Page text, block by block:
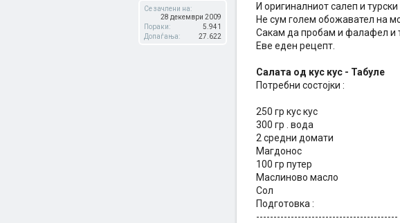
Се зачлени на:
28 декември 2009
Пораки:
5.941
Допаѓања:
27.622
И оригиналниот салеп и турски
Не сум голем обожавател на
Сакам да пробам и фалафел и
Еве еден рецепт.
Салата од кус кус - Табуле
Потребни состојки :
250 гр кус кус
300 гр . вода
2 средни домати
Магдонос
100 гр путер
Маслиново масло
Сол
Подготовка :
-----------------------------------------